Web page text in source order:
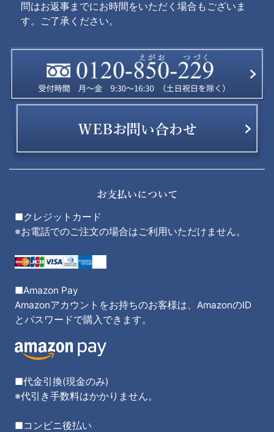
問はお返事までにお時間をいただく場合もございま
す。ご了承ください。
■クレジットカード
※お電話でのご注文の場合はご利用いただけません。
■Amazon Pay
Amazonアカウントをお持ちのお客様は、AmazonのID
とパスワードで購入できます。
■代金引換(現金のみ)
※代引き手数料はかかりません。
■コンビニ後払い